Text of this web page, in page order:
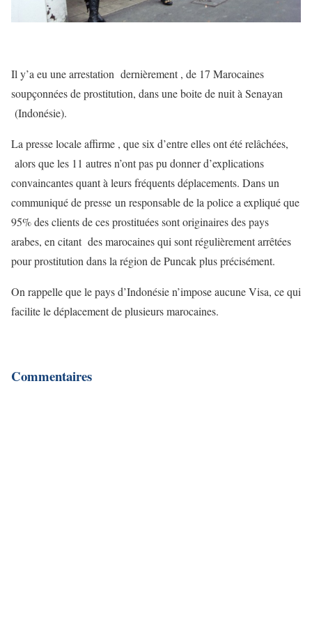
Il y’a eu une arrestation dernièrement , de 17 Marocaines
soupçonnées de prostitution, dans une boite de nuit à Senayan
(Indonésie).
La presse locale affirme , que six d’entre elles ont été relâchées,
alors que les 11 autres n’ont pas pu donner d’explications
convaincantes quant à leurs fréquents déplacements. Dans un
communiqué de presse un responsable de la police a expliqué que
95% des clients de ces prostituées sont originaires des pays
arabes, en citant des marocaines qui sont régulièrement arrêtées
pour prostitution dans la région de Puncak plus précisément.
On rappelle que le pays d’Indonésie n’impose aucune Visa, ce qui
facilite le déplacement de plusieurs marocaines.
Commentaires